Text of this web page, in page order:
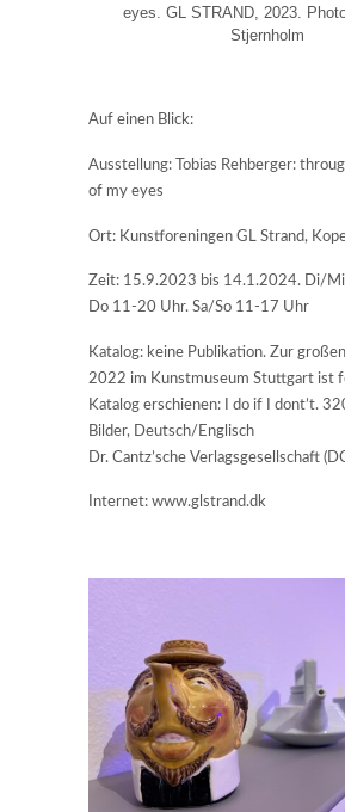
eyes. GL STRAND, 2023.
Stjernholm
Auf einen Blick:
Ausstellung: Tobias Rehberger:
of my eyes
Ort: Kunstforeningen GL Strand,
Zeit: 15.9.2023 bis 14.1.2024. Di/
Do 11-20 Uhr. Sa/So 11-17 Uhr
Katalog: keine Publikation. Zur
2022 im Kunstmuseum Stuttgart ist
Katalog erschienen: I do if I dont’t.
Bilder, Deutsch/Englisch
Dr. Cantz’sche Verlagsgesellschaft
Internet: www.glstrand.dk